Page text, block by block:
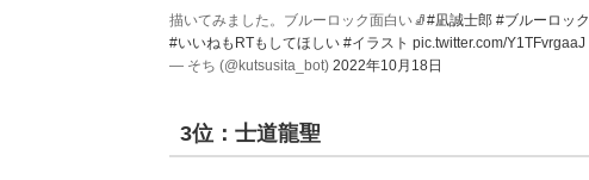
描いてみました。ブルーロック面白い🧦#凪誠士郎 #ブルーロック
#いいねもRTもしてほしい #イラスト pic.twitter.com/Y1TFvrgaaJ
— そち (@kutsusita_bot) 2022年10月18日
3位：士道龍聖